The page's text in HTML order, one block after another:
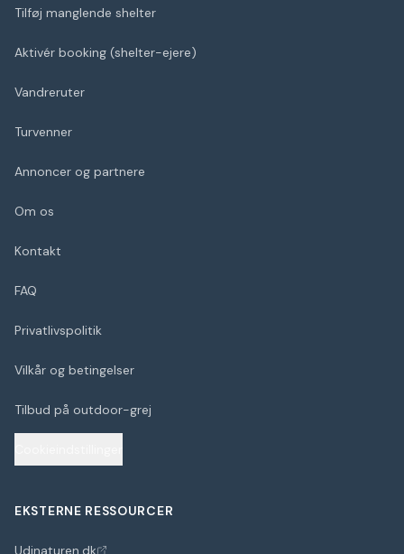
Tilføj manglende shelter
Aktivér booking (shelter-ejere)
Vandreruter
Turvenner
Annoncer og partnere
Om os
Kontakt
FAQ
Privatlivspolitik
Vilkår og betingelser
Tilbud på outdoor-grej
EKSTERNE RESSOURCER
Udinaturen.dk